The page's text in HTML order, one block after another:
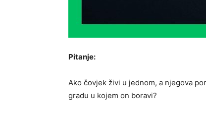
Pitanje:
Ako čovjek živi u jednom, a njegova
gradu u kojem on boravi?